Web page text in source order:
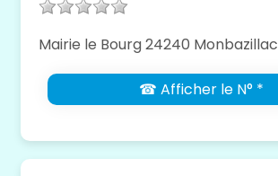
Mairie le Bourg 24240 Monbazillac
☎ Afficher le N° *